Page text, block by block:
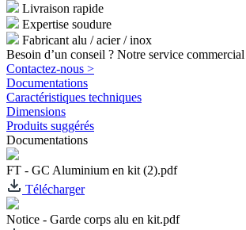
Livraison rapide
Expertise soudure
Fabricant alu / acier / inox
Besoin d’un conseil ? Notre service
Contactez-nous >
Documentations
Caractéristiques techniques
Dimensions
Produits suggérés
Documentations
FT - GC Aluminium en kit (2).pdf
Télécharger
Notice - Garde corps alu en kit.pdf